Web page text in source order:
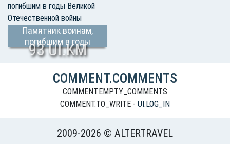
Памятник воинам,
погибшим в годы
Великой Отечественной
93 UI.KM
COMMENT.COMMENTS
COMMENT.EMPTY_COMMENTS
COMMENT.TO_WRITE - UI.LOG_IN
2009-2026 © ALTERTRAVEL